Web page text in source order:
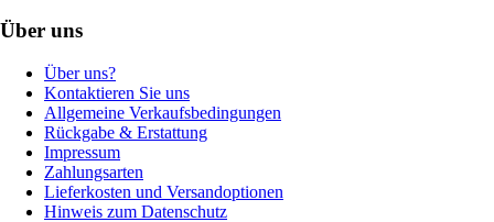
Über uns
Über uns?
Kontaktieren Sie uns
Allgemeine Verkaufsbedingungen
Rückgabe & Erstattung
Impressum
Zahlungsarten
Lieferkosten und Versandoptionen
Hinweis zum Datenschutz